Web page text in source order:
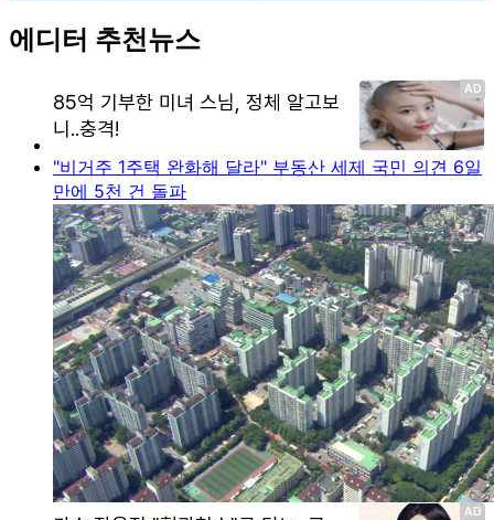
에디터 추천뉴스
"비거주 1주택 완화해 달라" 부동산 세제 국민 의견 6일
만에 5천 건 돌파